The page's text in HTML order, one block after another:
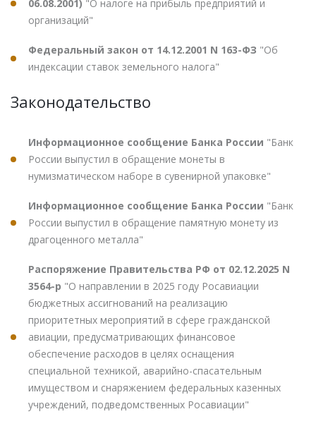
06.08.2001) "О налоге на прибыль предприятий и
организаций"
Федеральный закон от 14.12.2001 N 163-ФЗ "Об
индексации ставок земельного налога"
Законодательство
Информационное сообщение Банка России "Банк
России выпустил в обращение монеты в
нумизматическом наборе в сувенирной упаковке"
Информационное сообщение Банка России "Банк
России выпустил в обращение памятную монету из
драгоценного металла"
Распоряжение Правительства РФ от 02.12.2025 N
3564-р "О направлении в 2025 году Росавиации
бюджетных ассигнований на реализацию
приоритетных мероприятий в сфере гражданской
авиации, предусматривающих финансовое
обеспечение расходов в целях оснащения
специальной техникой, аварийно-спасательным
имуществом и снаряжением федеральных казенных
учреждений, подведомственных Росавиации"